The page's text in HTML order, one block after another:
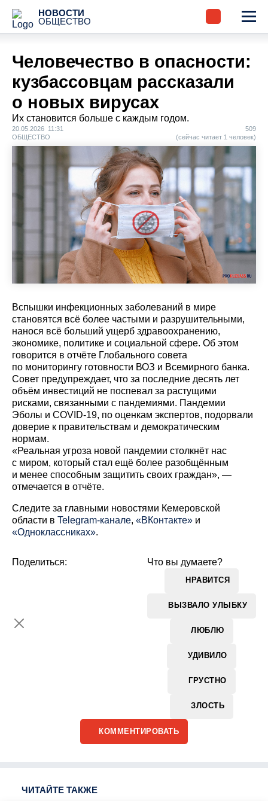
НОВОСТИ
ОБЩЕСТВО
Человечество в опасности:
кузбассовцам рассказали
о новых вирусах
Их становится больше с каждым годом.
20.05.2026 11:31
ОБЩЕСТВО
509
(сейчас читает 1 человек)
Вспышки инфекционных заболеваний в мире
становятся всё более частыми и разрушительными,
нанося всё больший ущерб здравоохранению,
экономике, политике и социальной сфере. Об этом
говорится в отчёте Глобального совета
по мониторингу готовности ВОЗ и Всемирного банка.
Совет предупреждает, что за последние десять лет
объём инвестиций не поспевал за растущими
рисками, связанными с пандемиями. Пандемии
Эболы и COVID-19, по оценкам экспертов, подорвали
доверие к правительствам и демократическим
нормам.
«Реальная угроза новой пандемии столкнёт нас
с миром, который стал ещё более разобщённым
и менее способным защитить своих граждан», —
отмечается в отчёте.
Cледите за главными новостями Кемеровской
области в Telegram-канале, «ВКонтакте» и
«Одноклассниках».
Что вы думаете?
НРАВИТСЯ
ВЫЗВАЛО УЛЫБКУ
ЛЮБЛЮ
УДИВИЛО
ГРУСТНО
ЗЛОСТЬ
Поделиться:
КОММЕНТИРОВАТЬ
ЧИТАЙТЕ ТАКЖЕ